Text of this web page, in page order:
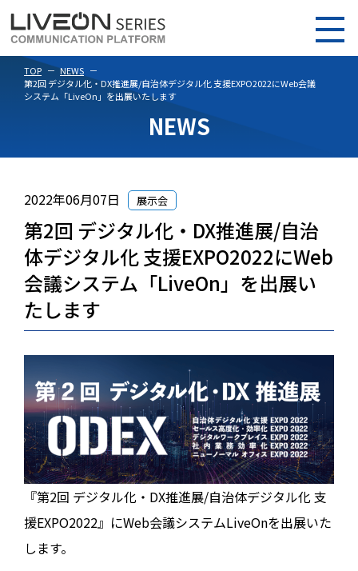
TOP
NEWS
第2回 デジタル化・DX推進展/自治体デジタル化 支援EXPO2022にWeb会議
システム「LiveOn」を出展いたします
NEWS
2022年06月07日 展示会
第2回 デジタル化・DX推進展/自治
体デジタル化 支援EXPO2022にWeb
会議システム「LiveOn」を出展い
たします
『第2回 デジタル化・DX推進展/自治体デジタル化 支
援EXPO2022』にWeb会議システムLiveOnを出展いた
します。